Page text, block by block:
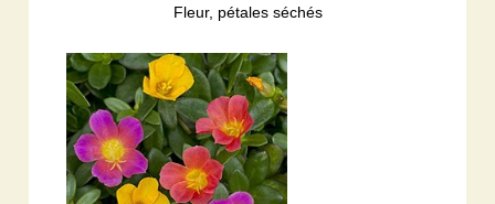
Fleur, pétales séchés